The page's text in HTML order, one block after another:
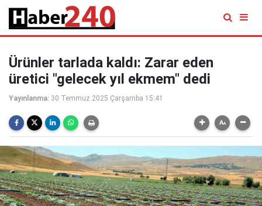
Ürünler tarlada kaldı: Zarar eden
üretici "gelecek yıl ekmem" dedi
Yayınlanma: 30 Temmuz 2025 Çarşamba 15:41